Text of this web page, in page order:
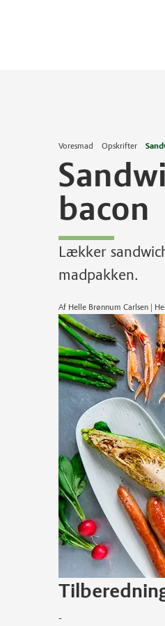
Voresmad Opskrifter
bacon
Lækker
madpakken.
Af Helle Brønnum Carlsen |
-